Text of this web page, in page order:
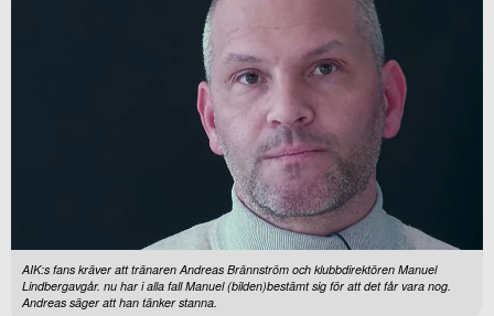
AIK:s fans kräver att tränaren Andreas Brännström och klubbdirektören Manuel
Lindbergavgår. nu har i alla fall Manuel (bilden)bestämt sig för att det får vara nog.
Andreas säger att han tänker stanna.